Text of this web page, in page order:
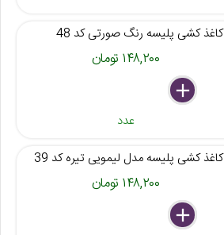
کاغذ کشی پلیسه رنگ صورتی کد 48
۱۴۸,۲۰۰ تومان
delete
remove
add
عدد
کاغذ کشی پلیسه مدل لیمویی تیره کد 39
۱۴۸,۲۰۰ تومان
delete
remove
add